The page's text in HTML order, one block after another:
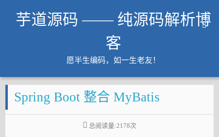
芋道源码 —— 纯源码解析博
客
愿半生编码，如一生老友！
文章
知识星球
Github
Spring Boot 整合 MyBatis
总阅读量:2178次